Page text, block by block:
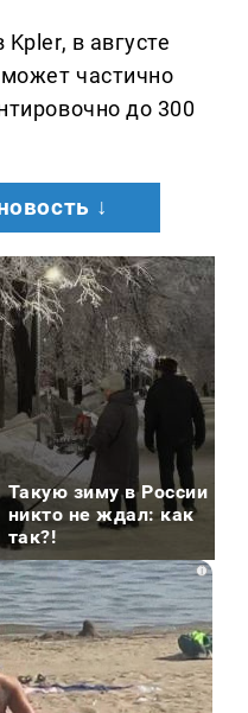
в августе
частично
до 300
↓
Такую зиму в России
никто не ждал: как
так?!
i